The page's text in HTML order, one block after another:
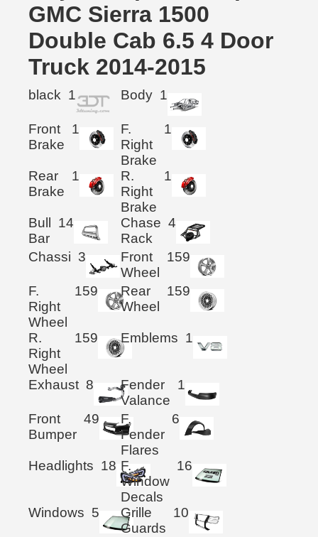
GMC Sierra 1500
Double Cab 6.5 4 Door
Truck 2014-2015
black 1 Body 1
Front
Brake
1
F.
Right
Brake
1
Rear
Brake
1
R.
Right
Brake
1
Bull
Bar
14
Chase
Rack
4
Chassi 3
Front
Wheel
159
F.
Right
Wheel
159
Rear
Wheel
159
R.
Right
Wheel
159 Emblems 1
Exhaust 8
Fender
Valance
1
Front
Bumper
49
F.
Fender
Flares
6
Headlights 18 F.
Window
Decals
16
Windows 5
Grille
Guards
10